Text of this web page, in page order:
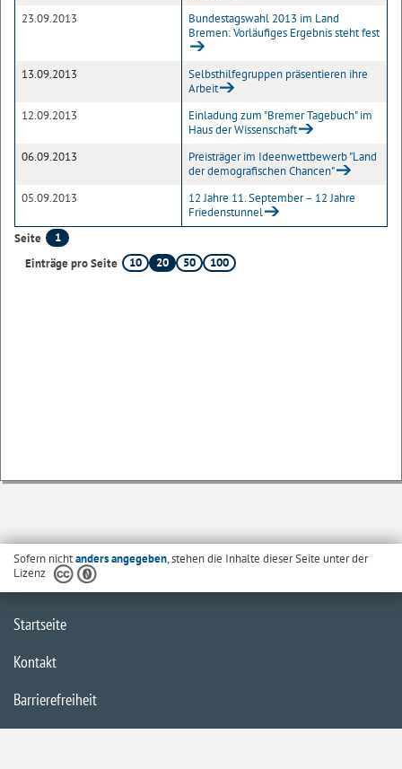
23.09.2013
Bundestagswahl 2013 im Land
Bremen: Vorläufiges Ergebnis steht fest
13.09.2013
Selbsthilfegruppen präsentieren ihre
Arbeit
12.09.2013
Einladung zum "Bremer Tagebuch" im
Haus der Wissenschaft
06.09.2013
Preisträger im Ideenwettbewerb "Land
der demografischen Chancen"
05.09.2013
12 Jahre 11. September – 12 Jahre
Friedenstunnel
Seite
1
Einträge pro Seite
10 20 50 100
Sofern nichtanders angegeben, stehen die Inhalte dieser Seite unter der
Lizenz
Startseite
Kontakt
Barrierefreiheit